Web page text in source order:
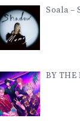
Soala –
BY THE